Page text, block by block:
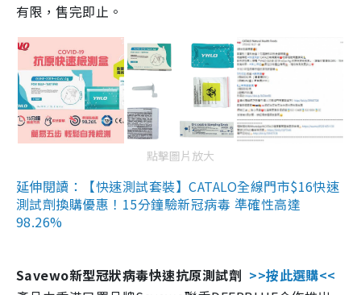
有限，售完即止。
點擊圖片放大
延伸閱讀：【快速測試套裝】CATALO全線門市$16快速
測試劑換購優惠！15分鐘驗新冠病毒 準確性高達
98.26%
Savewo新型冠狀病毒快速抗原測試劑 >>按此選購<<